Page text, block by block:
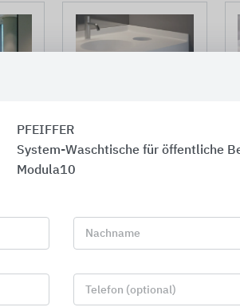
MODULA10®
auf einem Raster von 10 x 10
mit jedem üblichen
PFEIFFER
System-Waschtische für öffentliche
Modula10
Nachname
Telefon (optional)